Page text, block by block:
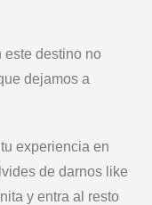
este destino no
dejamos a
experiencia en
de darnos like
y entra al resto